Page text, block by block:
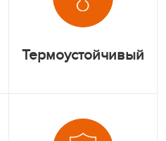
Термоустойчивый